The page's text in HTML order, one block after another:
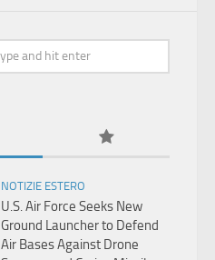
NOTIZIE ESTERO
U.S. Air Force Seeks New
Ground Launcher to Defend
Air Bases Against Drone